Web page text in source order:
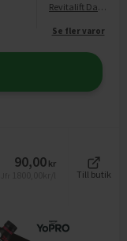
Revitalift Day Care
Se fler varor
90,00 kr
Till butik